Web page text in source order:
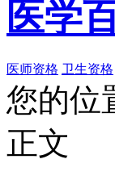
医学
医师资格 卫生资格
您的位
正文